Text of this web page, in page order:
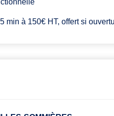
min à 150€ HT, offert si